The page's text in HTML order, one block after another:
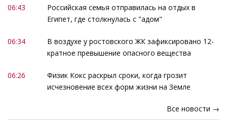
06:43
Российская семья отправилась на отдых в
Египет, где столкнулась с "адом"
06:34
В воздухе у ростовского ЖК зафиксировано 12-
кратное превышение опасного вещества
06:26
Физик Кокс раскрыл сроки, когда грозит
исчезновение всех форм жизни на Земле
Все новости →